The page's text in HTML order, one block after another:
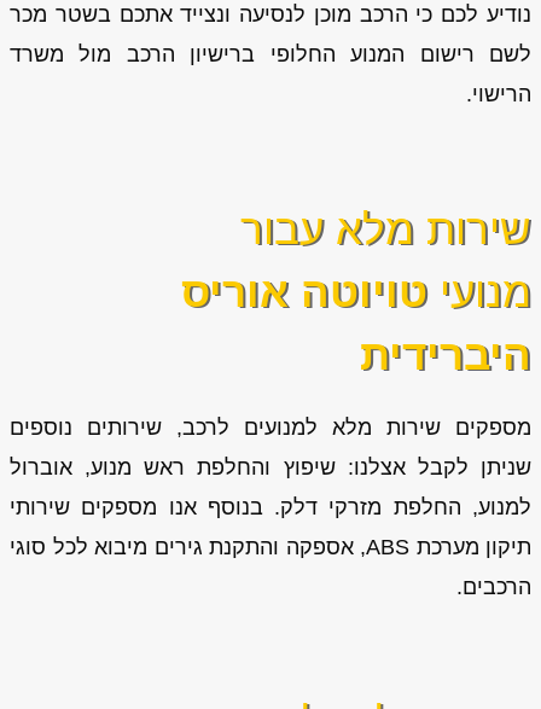
נודיע לכם כי הרכב מוכן לנסיעה ונצייד אתכם בשטר מכר
לשם רישום המנוע החלופי ברישיון הרכב מול משרד
הרישוי.
שירות מלא עבור
מנועיטויוטה אוריס
היברידית
מספקים שירות מלא למנועים לרכב, שירותים נוספים
שניתן לקבל אצלנו: שיפוץ והחלפת ראש מנוע, אוברול
למנוע, החלפת מזרקי דלק. בנוסף אנו מספקים שירותי
תיקון מערכת ABS, אספקה והתקנת גירים מיבוא לכל סוגי
הרכבים.